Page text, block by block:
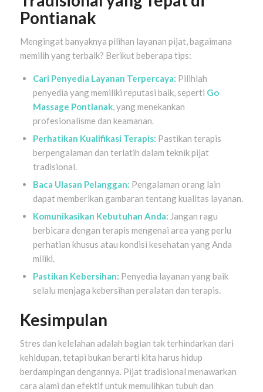
Pontianak
Mengingat banyaknya pilihan layanan pijat, bagaimana
memilih yang terbaik? Berikut beberapa tips:
Cari Penyedia Layanan Terpercaya: Pilihlah
penyedia yang memiliki reputasi baik, seperti Go
Massage Pontianak, yang menekankan
profesionalisme dan keamanan.
Perhatikan Kualifikasi Terapis: Pastikan terapis
berpengalaman dan terlatih dalam teknik pijat
tradisional.
Baca Ulasan Pelanggan: Pengalaman orang lain
dapat memberikan gambaran tentang kualitas layanan.
Komunikasikan Kebutuhan Anda: Jangan ragu
berbicara dengan terapis mengenai area yang perlu
perhatian khusus atau kondisi kesehatan yang Anda
miliki.
Pastikan Kebersihan: Penyedia layanan yang baik
selalu menjaga kebersihan peralatan dan terapis.
Kesimpulan
Stres dan kelelahan adalah bagian tak terhindarkan dari
kehidupan, tetapi bukan berarti kita harus hidup
berdampingan dengannya. Pijat tradisional menawarkan
cara alami dan efektif untuk memulihkan tubuh dan